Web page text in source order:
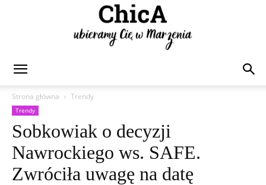
Strona główna
Trendy
Trendy
Sobkowiak o decyzji
Nawrockiego ws. SAFE.
Zwróciła uwagę na datę